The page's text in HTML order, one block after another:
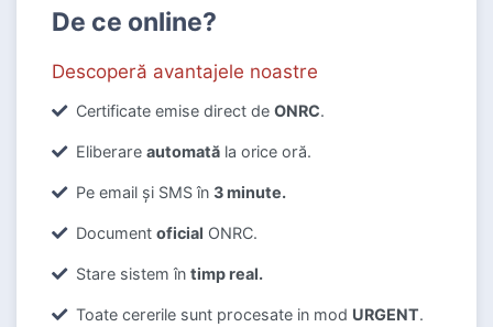
De ce online?
Descoperă avantajele noastre
Certificate emise direct de ONRC.
Eliberare automată la orice oră.
Pe email și SMS în 3 minute.
Document oficial ONRC.
Stare sistem în timp real.
Toate cererile sunt procesate in mod URGENT.